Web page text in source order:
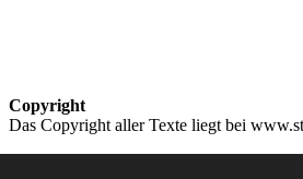
Copyright
Das Copyright aller Texte liegt bei